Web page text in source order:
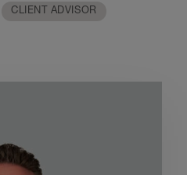
CLIENT ADVISOR